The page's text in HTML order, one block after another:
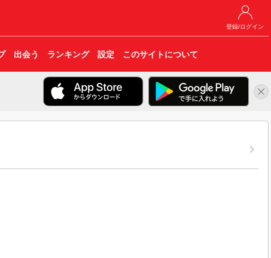
登録/ログイン
出会う ランキング 設定 このサイトについて